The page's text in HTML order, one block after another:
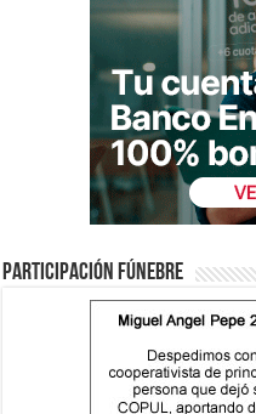
Participación fúnebre